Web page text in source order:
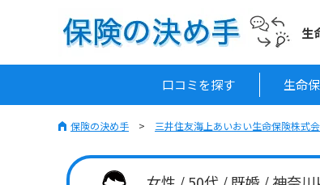
生
口コミを探す 生命
保険の決め手 三井住友海上あいおい生命保険株式